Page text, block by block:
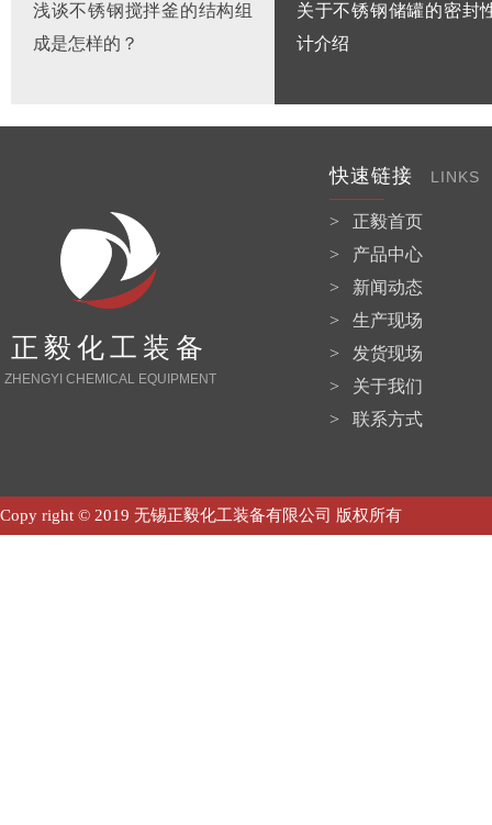
浅谈不锈钢搅拌釜的结构组
成是怎样的？
关于不锈钢储罐的密封
计介绍
正毅化工装备
ZHENGYI CHEMICAL EQUIPMENT
快速链接 LINKS
> 正毅首页
> 产品中心
> 新闻动态
> 生产现场
> 发货现场
> 关于我们
> 联系方式
Copy right © 2019 无锡正毅化工装备有限公司 版权所有